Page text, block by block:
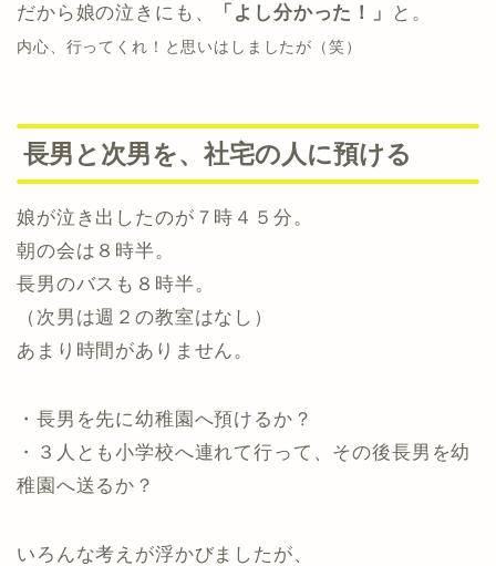
だから娘の泣きにも、 「よし分かった！」 と。
内心、行ってくれ！と思いはしましたが（笑）
長男と次男を、社宅の人に預ける
娘が泣き出したのが７時４５分。
朝の会は８時半。
長男のバスも８時半。
（次男は週２の教室はなし）
あまり時間がありません。
・長男を先に幼稚園へ預けるか？
・３人とも小学校へ連れて行って、その後長男を幼
稚園へ送るか？
いろんな考えが浮かびましたが、